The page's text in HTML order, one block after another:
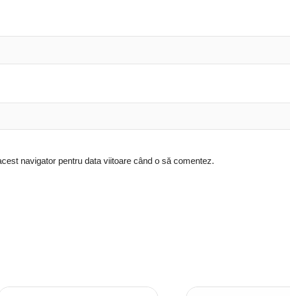
navigator pentru data viitoare când o să comentez.